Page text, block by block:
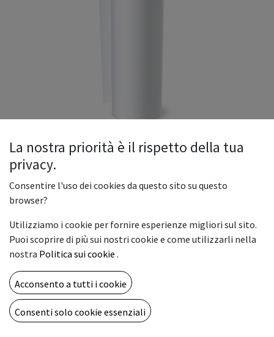
ROTOLO FILM DA 60X100 SAF+C
Capacità: bobina 60cmX100m
Stampanti compatibili: Stampanti DTF
La nostra bobina stacco a caldo di qualità estremamente
elevata può funzionare con molteplici inchiostri in
commercio, lasciando una mano morbida ed un' eccezionale
La nostra priorità è il rispetto della tua
privacy.
Consentire l'uso dei cookies da questo sito su questo
browser?
Utilizziamo i cookie per fornire esperienze migliori sul sito.
Puoi scoprire di più sui nostri cookie e come utilizzarli nella
nostra Politica sui cookie .
Acconsento a tutti i cookie
Consenti solo cookie essenziali